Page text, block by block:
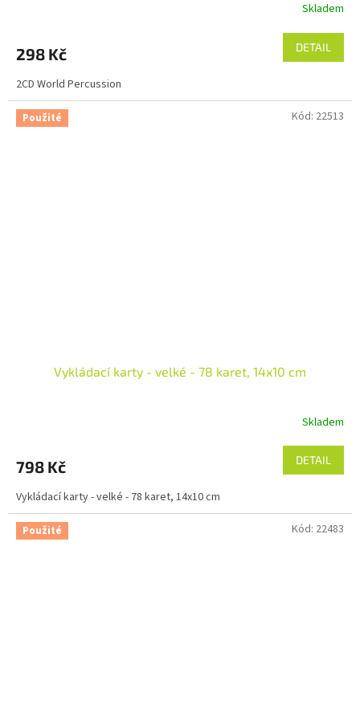
Skladem
298 Kč DETAIL
2CD World Percussion
Použité
Vykládací karty - velké - 78 karet, 14x10 cm
Skladem
798 Kč DETAIL
Vykládací karty - velké - 78 karet, 14x10 cm
Kód: 22513
Použité Kód: 22483